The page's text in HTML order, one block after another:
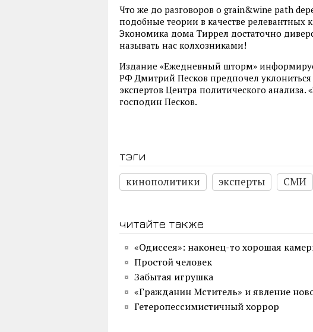
Что же до разговоров о grain&wine path
подобные теории в качестве релевантных
Экономика дома Тиррел достаточно
называть нас колхозниками!
Издание «Ежедневный шторм»
РФ Дмитрий Песков предпочел
экспертов Центра политического анализа.
господин Песков.
тэги
кинополитики
эксперты СМИ
читайте также
«Одиссея»: наконец-то хорошая
Простой человек
Забытая игрушка
«Гражданин Мститель» и явление
Гетеропессимистичный хоррор